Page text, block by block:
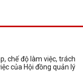
chế độ làm việc, trách
của Hội đồng quản lý